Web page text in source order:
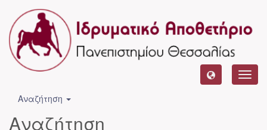
Αναζήτηση
Αναζήτηση